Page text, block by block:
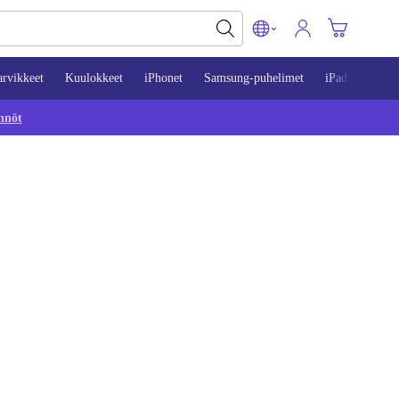
Kuulokkeet iPhonet Samsung-puhelimet iPadit